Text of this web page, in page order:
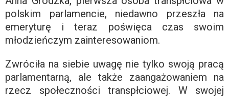
polskim parlamencie, niedawno przeszła na
emeryturę i teraz poświęca czas swoim
młodzieńczym zainteresowaniom.
Zwróciła na siebie uwagę nie tylko swoją pracą
parlamentarną, ale także zaangażowaniem na
rzecz społeczności transpłciowej. W swojej